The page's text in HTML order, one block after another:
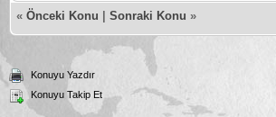
« Önceki Konu Sonraki Konu »
Konuyu Yazdır
Konuyu Takip Et